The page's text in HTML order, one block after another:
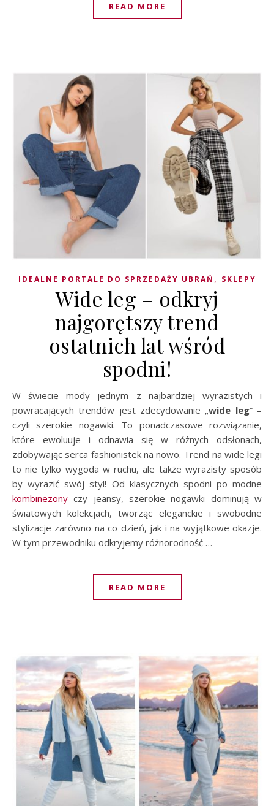
READ MORE
IDEALNE PORTALE DO SPRZEDAŻY UBRAŃ , SKLEPY
Wide leg – odkryj
najgorętszy trend
ostatnich lat wśród
spodni!
W świecie mody jednym z najbardziej wyrazistych i
powracających trendów jest zdecydowanie „wide leg” –
czyli szerokie nogawki. To ponadczasowe rozwiązanie,
które ewoluuje i odnawia się w różnych odsłonach,
zdobywając serca fashionistek na nowo. Trend na wide legi
to nie tylko wygoda w ruchu, ale także wyrazisty sposób
by wyrazić swój styl! Od klasycznych spodni po modne
kombinezony czy jeansy, szerokie nogawki dominują w
światowych kolekcjach, tworząc eleganckie i swobodne
stylizacje zarówno na co dzień, jak i na wyjątkowe okazje.
W tym przewodniku odkryjemy różnorodność …
READ MORE